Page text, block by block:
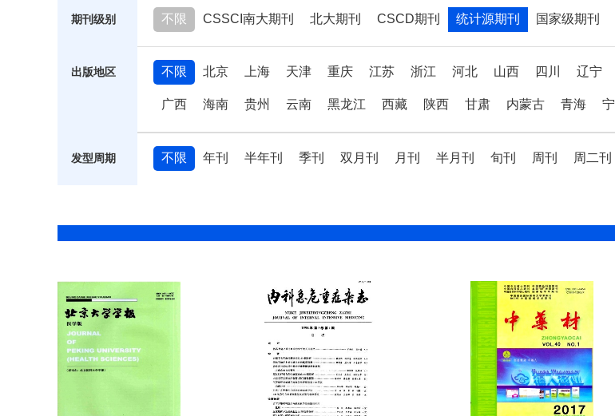
期刊级别 不限 CSSCI南大期刊 北大期刊 CSCD期刊 统计源期刊 国家级期刊
出版地区 不限 北京 上海 天津 重庆 江苏 浙江 河北 山西 四川 辽宁
广西 海南 贵州 云南 黑龙江 西藏 陕西 甘肃 内蒙古 青海
发型周期 不限 年刊 半年刊 季刊 双月刊 月刊 半月刊 旬刊 周刊 周二刊